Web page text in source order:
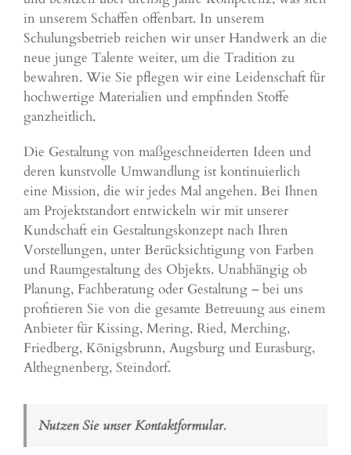
in unserem Schaffen offenbart. In unserem
Schulungsbetrieb reichen wir unser Handwerk an die
neue junge Talente weiter, um die Tradition zu
bewahren. Wie Sie pflegen wir eine Leidenschaft für
hochwertige Materialien und empfinden Stoffe
ganzheitlich.
Die Gestaltung von maßgeschneiderten Ideen und
deren kunstvolle Umwandlung ist kontinuierlich
eine Mission, die wir jedes Mal angehen. Bei Ihnen
am Projektstandort entwickeln wir mit unserer
Kundschaft ein Gestaltungskonzept nach Ihren
Vorstellungen, unter Berücksichtigung von Farben
und Raumgestaltung des Objekts. Unabhängig ob
Planung, Fachberatung oder Gestaltung – bei uns
profitieren Sie von die gesamte Betreuung aus einem
Anbieter für Kissing, Mering, Ried, Merching,
Friedberg, Königsbrunn, Augsburg und Eurasburg,
Althegnenberg, Steindorf.
Nutzen Sie unser Kontaktformular.